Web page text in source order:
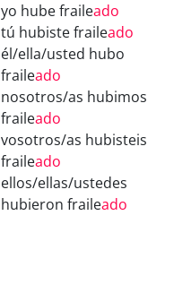
yo hube fraileado
tú hubiste fraileado
él/ella/usted hubo
fraileado
nosotros/as hubimos
fraileado
vosotros/as hubisteis
fraileado
ellos/ellas/ustedes
hubieron fraileado